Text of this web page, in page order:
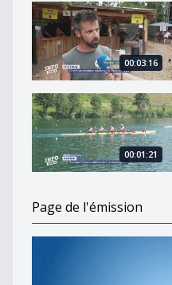
Un vent de fraîcheur
00:03:16
Raphaël Ahumada
00:01:21
Page de l'émission